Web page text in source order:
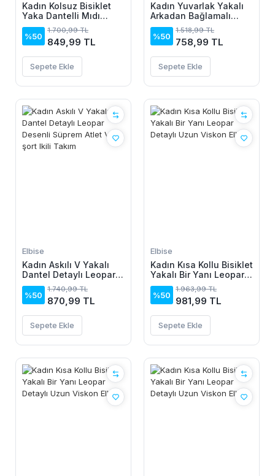
Kadın Kolsuz Bisiklet
Yaka Dantelli Mıdı
Janjan Krep Elbise
%50
1.700,99 TL
849,99 TL
Sepete Ekle
Kadın Yuvarlak Yakalı
Arkadan Bağlamalı
Düğme Detaylı
Asimetrik Kesim Detaylı
Kısa Viskon Elbise
%50
1.518,99 TL
758,99 TL
Sepete Ekle
Elbise
Kadın Askılı V Yakalı
Dantel Detaylı Leopar
Desenli Süprem Atlet
Ve şort Ikili Takım
%50
1.740,99 TL
870,99 TL
Sepete Ekle
Elbise
Kadın Kısa Kollu Bisiklet
Yakalı Bir Yanı Leopar
Detaylı Uzun Viskon
Elbise
%50
1.963,99 TL
981,99 TL
Sepete Ekle